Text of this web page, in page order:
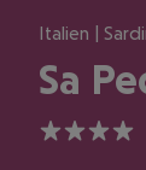
Italien |
Sa
4